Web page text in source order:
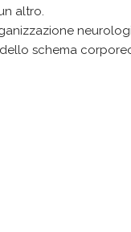
altro.
schema